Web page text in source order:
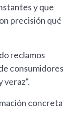
y que
precisión qué
reclamos
consumidores
veraz".
concreta